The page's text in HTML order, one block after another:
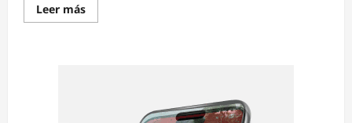
Leer másRead
more